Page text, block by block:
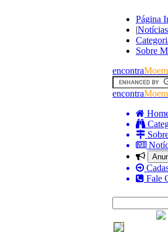
Página
|
Sobre
encontra
encontra
Fale